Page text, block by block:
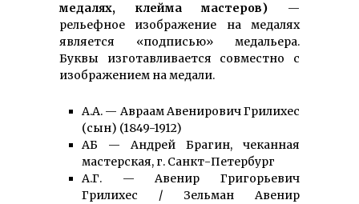
медалях, клейма мастеров) —
рельефное изображение на медалях
является «подписью» медальера.
Буквы изготавливается совместно с
изображением на медали.
А.А. — Авраам Авенирович Грилихес
(сын) (1849-1912)
АБ — Андрей Брагин, чеканная
мастерская, г. Санкт-Петербург
А.Г. — Авенир Григорьевич
Грилихес / Зельман Авенир